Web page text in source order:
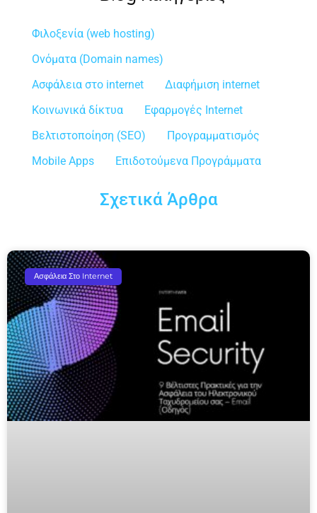
Φιλοξενία (web hosting)
Ονόματα (Domain names)
Ασφάλεια στο internet
Διαφήμιση internet
Κοινωνικά δίκτυα
Εφαρμογές Internet
Βελτιστοποίηση (SEO)
Προγραμματισμός
Mobile Apps
Επιδοτούμενα Προγράμματα
Σχετικά Άρθρα
Ασφάλεια Στο Internet